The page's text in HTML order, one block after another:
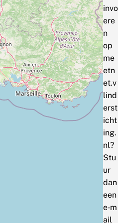
invo
ere
n
op
me
etn
et.v
lind
erst
icht
ing.
nl?
Stu
ur
dan
een
e‑m
ail